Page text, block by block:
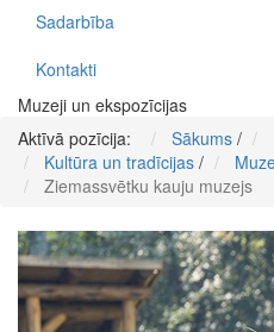
Sadarbība
Kontakti
Muzeji un ekspozīcijas
Aktīvā pozīcija:
Sākums /
Kultūra un tradīcijas /
Ziemassvētku kauju muzejs